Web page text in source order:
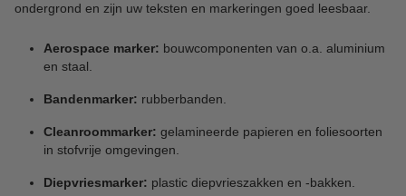
ondergrond en zijn uw teksten en markeringen goed leesbaar.
Aerospace marker: bouwcomponenten van o.a. aluminium
en staal.
Bandenmarker: rubberbanden.
Cleanroommarker: gelamineerde papieren en foliesoorten
in stofvrije omgevingen.
Diepvriesmarker: plastic diepvrieszakken en -bakken.